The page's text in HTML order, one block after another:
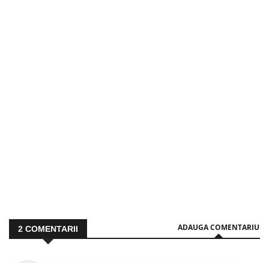
2 COMENTARII ADAUGA COMENTARIU